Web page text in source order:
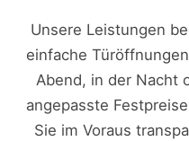
Unsere Leistungen
einfache
Abend, in der Nacht
angepasste
Sie im Voraus